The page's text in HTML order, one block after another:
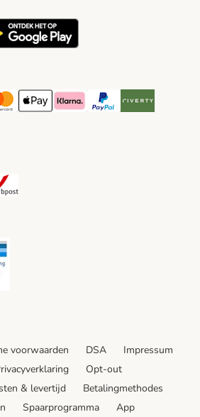
Method
Payment Method
Apple Pay Payment Method
Klarna Payment Method
PayPal Payment Method
Riverty Payment
Method
Relay Shipping Method
voorwaarden DSA
Impressum
Opt-out
& levertijd
Betalingmethodes
Spaarprogramma App